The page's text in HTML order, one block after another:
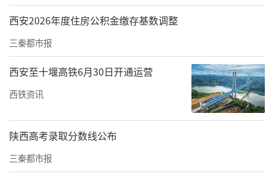
全保障，迎接党的二十大胜利召开。
刘俊华要求，要深入学习贯彻习近平总书记讲
话精神，切实增强全面从严治党的政治自觉和
行动自觉，坚决扛起扛紧全面从严治党这一政
治责任；要紧密结合应急管理实际，全面抓好
政治建设、纪律作风、监督制约、综合施治四
个方面工作；要担责尽责、齐抓共管、同向发
力，坚持不懈把全面从严治党向纵深推进，以
西安2026年度住房公积金缴存基数调整
三秦都市报
西安至十堰高铁6月30日开通运营
西铁资讯
陕西高考录取分数线公布
三秦都市报